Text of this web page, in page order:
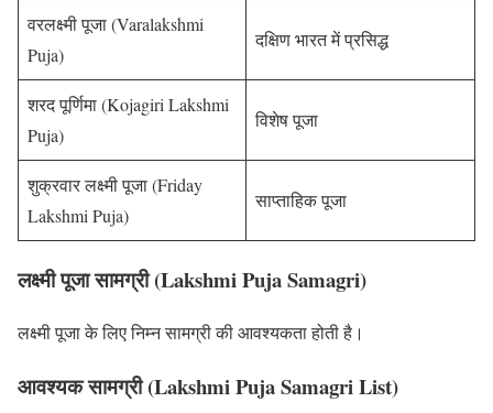
वरलक्ष्मी पूजा (Varalakshmi
Puja)
दक्षिण भारत में प्रसिद्ध
शरद पूर्णिमा (Kojagiri Lakshmi
Puja)
विशेष पूजा
शुक्रवार लक्ष्मी पूजा (Friday
Lakshmi Puja)
साप्ताहिक पूजा
लक्ष्मी पूजा सामग्री (Lakshmi Puja Samagri)
लक्ष्मी पूजा के लिए निम्न सामग्री की आवश्यकता होती है।
आवश्यक सामग्री (Lakshmi Puja Samagri List)